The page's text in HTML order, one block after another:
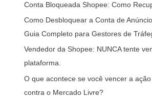
Conta Bloqueada Shopee: Como
Como Desbloquear a Conta de
Guia Completo para Gestores de
Vendedor da Shopee: NUNCA tente
plataforma.
O que acontece se você vencer a
contra o Mercado Livre?